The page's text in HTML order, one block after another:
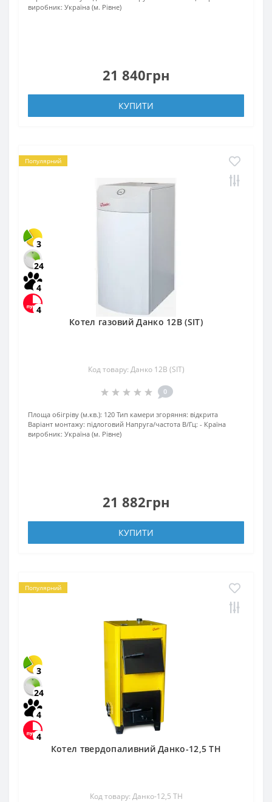
виробник: Україна (м. Рівне)
21 840грн
КУПИТИ
Популярний
3
24
4
4
Котел газовий Данко 12В (SIT)
Код товару: Данко 12В (SIT)
0
Площа обігріву (м.кв.): 120 Тип камери згоряння: відкрита
Варіант монтажу: підлоговий Напруга/частота В/Гц: - Країна
виробник: Україна (м. Рівне)
21 882грн
КУПИТИ
Популярний
3
24
4
4
Котел твердопаливний Данко-12,5 ТН
Код товару: Данко-12,5 ТН